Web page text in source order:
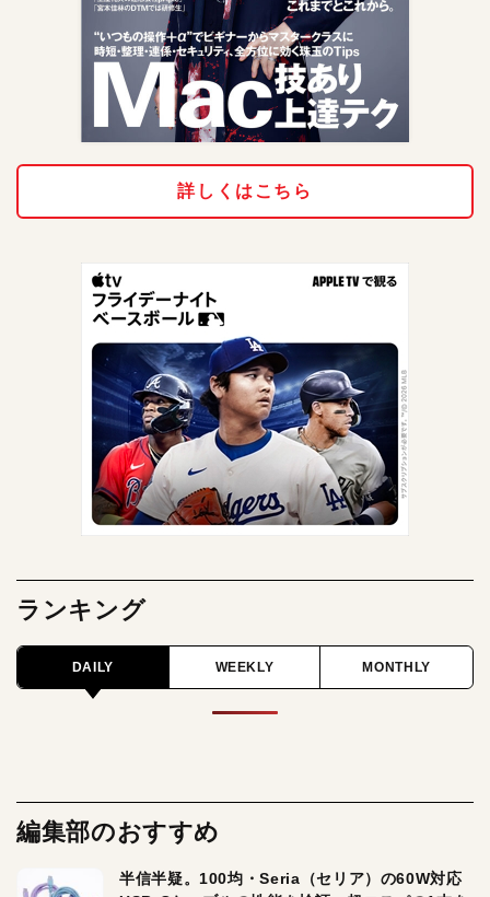
詳しくはこちら
ランキング
DAILY WEEKLY MONTHLY
編集部のおすすめ
半信半疑。100均・Seria（セリア）の60W対応